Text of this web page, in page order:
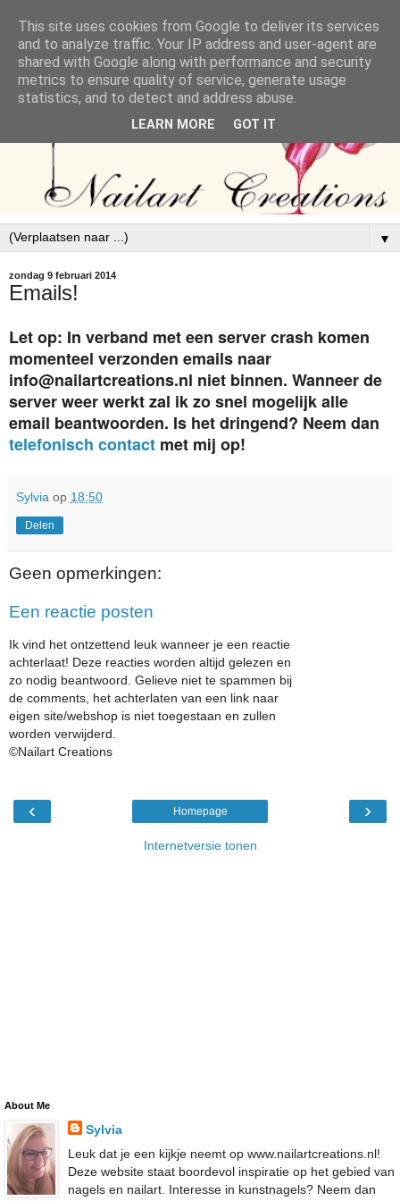
▼
zondag 9 februari 2014
Emails!
Let op: In verband met een server crash komen
momenteel verzonden emails naar
info@nailartcreations.nl niet binnen. Wanneer de
server weer werkt zal ik zo snel mogelijk alle
email beantwoorden. Is het dringend? Neem dan
telefonisch contact met mij op!
Sylvia op 18:50
Delen
Geen opmerkingen:
Een reactie posten
Ik vind het ontzettend leuk wanneer je een reactie
achterlaat! Deze reacties worden altijd gelezen en
zo nodig beantwoord. Gelieve niet te spammen bij
de comments, het achterlaten van een link naar
eigen site/webshop is niet toegestaan en zullen
worden verwijderd.
©Nailart Creations
‹ ›
Homepage
Internetversie tonen
About Me
Sylvia
Leuk dat je een kijkje neemt op www.nailartcreations.nl!
Deze website staat boordevol inspiratie op het gebied van
nagels en nailart. Interesse in kunstnagels? Neem dan
This site uses cookies from Google to deliver its services
and to analyze traffic. Your IP address and user-agent are
shared with Google along with performance and security
metrics to ensure quality of service, generate usage
statistics, and to detect and address abuse.
LEARN MORE GOT IT